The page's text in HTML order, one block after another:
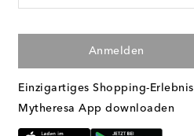
Anmelden
Einzigartiges Shopping-Erlebnis
Mytheresa App downloaden